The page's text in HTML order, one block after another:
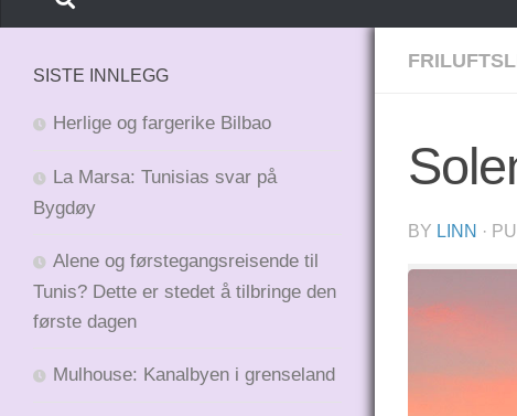
BY LINN ·
SISTE INNLEGG
Herlige og fargerike Bilbao
La Marsa: Tunisias svar på
Bygdøy
Alene og førstegangsreisende til
Tunis? Dette er stedet å tilbringe den
første dagen
Mulhouse: Kanalbyen i grenseland